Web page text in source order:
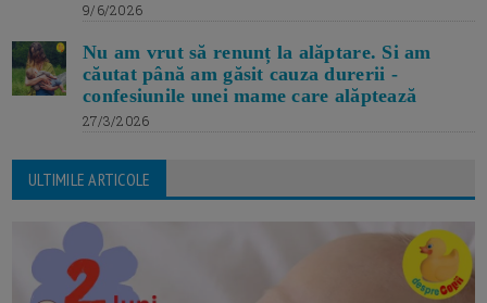
9/6/2026
Nu am vrut să renunț la alăptare. Si am
căutat până am găsit cauza durerii -
confesiunile unei mame care alăptează
27/3/2026
ULTIMILE ARTICOLE